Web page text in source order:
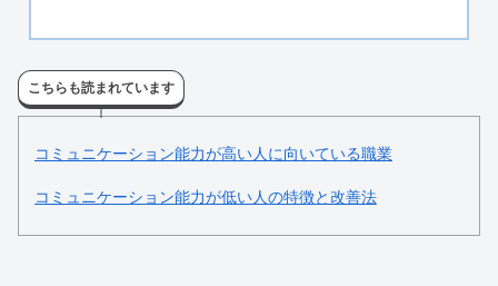
こちらも読まれています
コミュニケーション能力が高い人に向いている職業
コミュニケーション能力が低い人の特徴と改善法